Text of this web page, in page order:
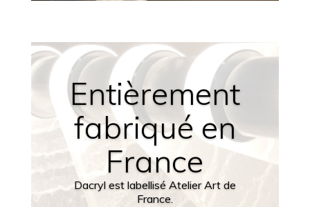
Entièrement
fabriqué en
France
Dacryl est labellisé Atelier Art de
France.